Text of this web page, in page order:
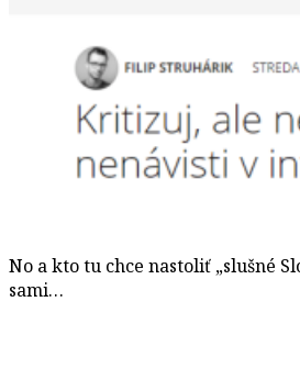
No a kto tu chce nastoliť „slušné
sami…